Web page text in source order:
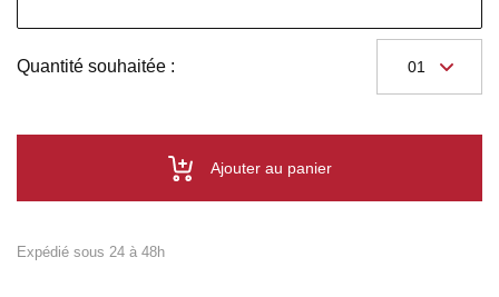
Quantité souhaitée :
Ajouter au panier
Expédié sous 24 à 48h